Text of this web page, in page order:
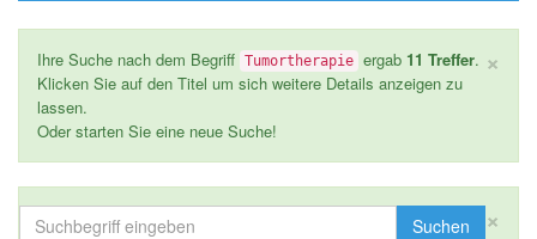
×
Ihre Suche nach dem Begriff Tumortherapie ergab 11 Treffer.
Klicken Sie auf den Titel um sich weitere Details anzeigen zu
lassen.
Oder starten Sie eine neue Suche!
×
Suchen